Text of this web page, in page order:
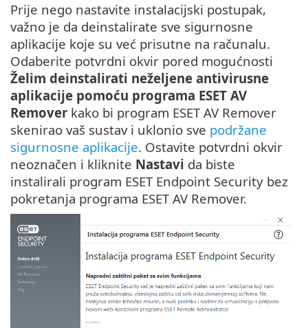
Prije nego nastavite instalacijski postupak,
važno je da deinstalirate sve sigurnosne
aplikacije koje su već prisutne na računalu.
Odaberite potvrdni okvir pored mogućnosti
Želim deinstalirati neželjene antivirusne
aplikacije pomoću programa ESET AV
Remover kako bi program ESET AV Remover
skenirao vaš sustav i uklonio sve podržane
sigurnosne aplikacije. Ostavite potvrdni okvir
neoznačen i kliknite Nastavi da biste
instalirali program ESET Endpoint Security bez
pokretanja programa ESET AV Remover.